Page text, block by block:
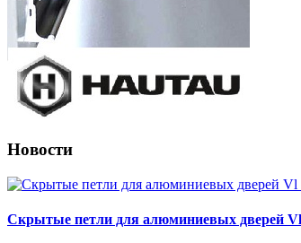
Новости
Скрытые петли для алюминиевых дверей